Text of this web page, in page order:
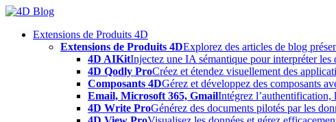
Skip
contentExtensions de Produits 4D
Extensions de Produits 4DExplorez des articles de blog
4D AIKitInjectez une IA sémantique pour interpréter les
4D Qodly ProCréez et étendez visuellement des
Composants 4DGérez et développez des composants
Email, Microsoft 365, GmailIntégrez l’authentification,
4D Write ProGénérez des documents pilotés par les